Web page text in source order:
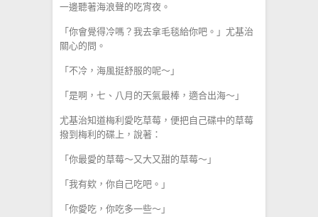
一邊聽著海浪聲的吃宵夜。
「你會覺得冷嗎？我去拿毛毯給你吧。」尤基治
關心的問。
「不冷，海風挺舒服的呢～」
「是啊，七、八月的天氣最棒，適合出海～」
尤基治知道梅利愛吃草莓，便把自己碟中的草莓
撥到梅利的碟上，說著：
「你最愛的草莓～又大又甜的草莓～」
「我有欸，你自己吃吧。」
「你愛吃，你吃多一些～」